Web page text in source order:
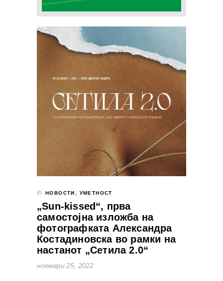
In НОВОСТИ , УМЕТНОСТ
„Sun-kissed“, прва
самостојна изложба на
фотографката Александра
Костадиновска во рамки на
настанот „Сетила 2.0“
ноември 25, 2022